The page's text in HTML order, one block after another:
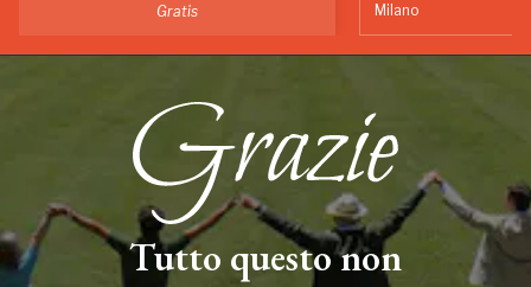
Gratis Milano
Tutto questo non